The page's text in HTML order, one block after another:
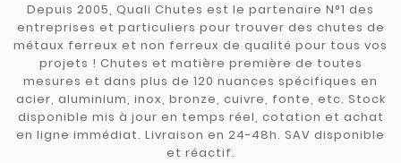
Depuis 2005, Quali Chutes est le partenaire N°1 des
entreprises et particuliers pour trouver des chutes de
métaux ferreux et non ferreux de qualité pour tous vos
projets ! Chutes et matière première de toutes
mesures et dans plus de 120 nuances spécifiques en
acier, aluminium, inox, bronze, cuivre, fonte, etc. Stock
disponible mis à jour en temps réel, cotation et achat
en ligne immédiat. Livraison en 24-48h. SAV disponible
et réactif.